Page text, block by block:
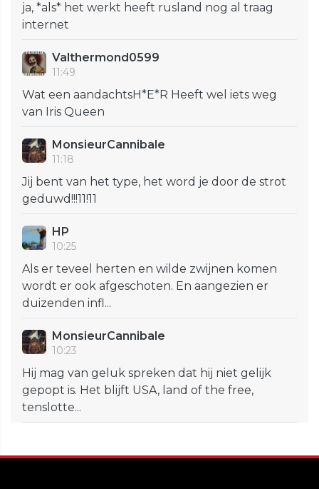
ja, *als* het werkt heeft rusland nog al traag
internet
Valthermond0599
11:49
Wat een aandachtsH*E*R Heeft wel iets weg
van Iris Queen
MonsieurCannibale
11:18
Jij bent van het type, het word je door de strot
geduwd!!!11!11
HP
10:25
Als er teveel herten en wilde zwijnen komen
wordt er ook afgeschoten. En aangezien er
duizenden infl...
MonsieurCannibale
10:23
Hij mag van geluk spreken dat hij niet gelijk
gepopt is. Het blijft USA, land of the free,
tenslotte...